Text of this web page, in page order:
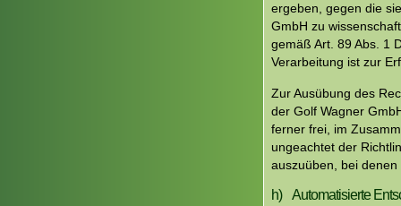
ergeben, gegen die
GmbH zu
gemäß Art. 89 Abs. 1
Verarbeitung ist zur
Zur Ausübung des
der Golf Wagner
ferner frei, im
ungeachtet der
auszuüben, bei
h) Automatisierte